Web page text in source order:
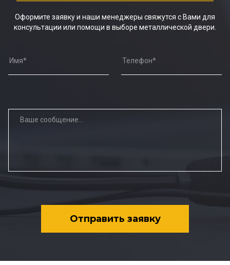
Оформите заявку и наши менеджеры свяжутся с Вами для
консультации или помощи в выборе металлической двери.
Отправить заявку